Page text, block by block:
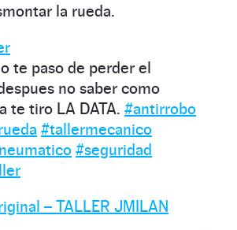
la rueda.
te paso de perder el
no saber como
te tiro LA DATA. #antirrobo
#tallermecanico
#seguridad
– TALLER JMILAN